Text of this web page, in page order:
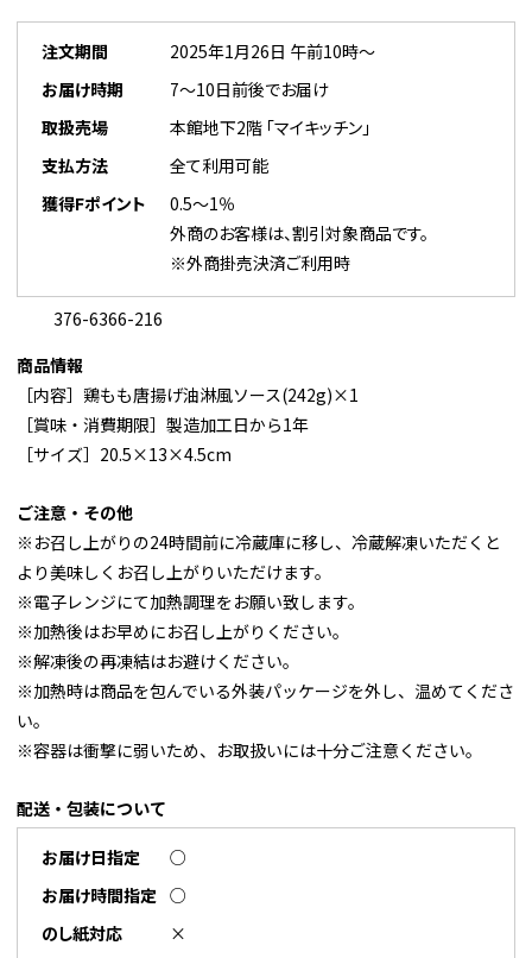
注文期間
2025年1月26日 午前10時～
お届け時期
7～10日前後でお届け
取扱売場
本館地下2階 「マイキッチン」
支払方法
全て利用可能
獲得Fポイント
0.5～1％
外商のお客様は、割引対象商品です。
※外商掛売決済ご利用時
376-6366-216
商品情報
［内容］鶏もも唐揚げ油淋風ソース(242g)×1
［賞味・消費期限］製造加工日から1年
［サイズ］20.5×13×4.5cm
ご注意・その他
※お召し上がりの24時間前に冷蔵庫に移し、冷蔵解凍いただくと
より美味しくお召し上がりいただけます。
※電子レンジにて加熱調理をお願い致します。
※加熱後はお早めにお召し上がりください。
※解凍後の再凍結はお避けください。
※加熱時は商品を包んでいる外装パッケージを外し、温めてくださ
い。
※容器は衝撃に弱いため、お取扱いには十分ご注意ください。
配送・包装について
お届け日指定
○
お届け時間指定 ○
のし紙対応
×